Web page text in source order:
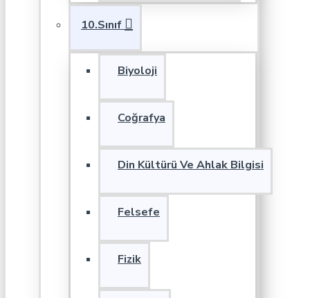
10.Sınıf
Biyoloji
Coğrafya
Din Kültürü Ve Ahlak Bilgisi
Felsefe
Fizik